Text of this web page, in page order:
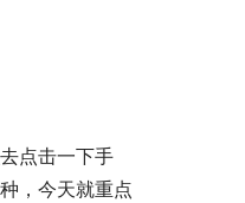
点击一下手
，今天就重点